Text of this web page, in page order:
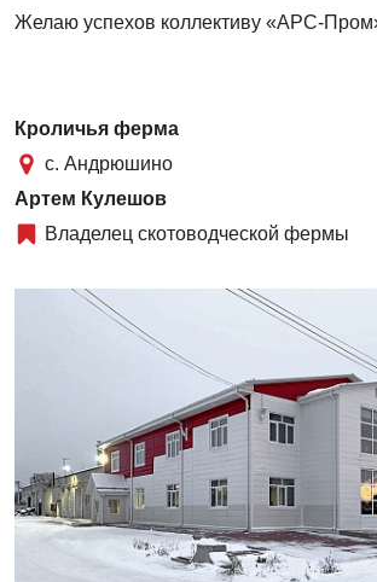
Желаю успехов коллективу «АРС-
Кроличья ферма
с. Андрюшино
Артем Кулешов
Владелец скотоводческой фермы